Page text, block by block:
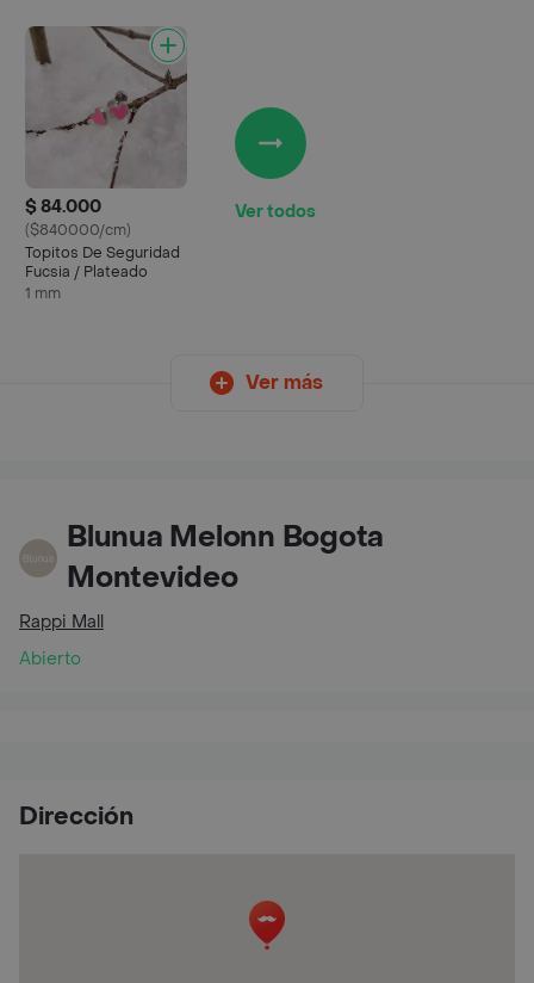
$ 84.000
($840000/cm)
Topitos De Seguridad
Fucsia / Plateado
1 mm
Ver todos
Ver más
Blunua Melonn Bogota
Montevideo
Rappi Mall
Abierto
Dirección